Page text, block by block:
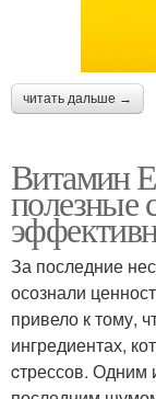
читать дальше →
Витамин
полезные
За последние
осознали
привело к тому,
ингредиентах,
cтрессов. Одним